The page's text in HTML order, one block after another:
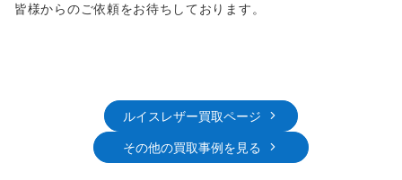
皆様からのご依頼をお待ちしております。
ルイスレザー買取ページ
その他の買取事例を見る